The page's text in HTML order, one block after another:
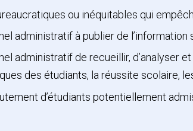
ou inéquitables qui
administratif à publier de l’information
administratif de recueillir, d’analyser
des étudiants, la réussite scolaire,
d’étudiants potentiellement